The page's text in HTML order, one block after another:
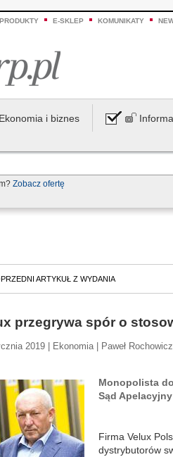
E-SKLEP KOMUNIKATY
Ekonomia i biznes
Zobacz ofertę
ARTYKUŁ Z WYDANIA
przegrywa spór o
2019 | Ekonomia | Paweł Rochowicz
Monopolista
Sąd
Firma Velux
dystrybutorów